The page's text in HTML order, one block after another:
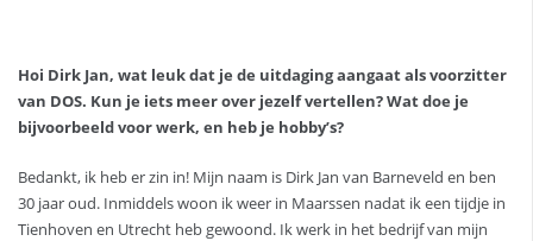
Hoi Dirk Jan, wat leuk dat je de uitdaging aangaat als voorzitter
van DOS. Kun je iets meer over jezelf vertellen? Wat doe je
bijvoorbeeld voor werk, en heb je hobby’s?
Bedankt, ik heb er zin in! Mijn naam is Dirk Jan van Barneveld en ben
30 jaar oud. Inmiddels woon ik weer in Maarssen nadat ik een tijdje in
Tienhoven en Utrecht heb gewoond. Ik werk in het bedrijf van mijn